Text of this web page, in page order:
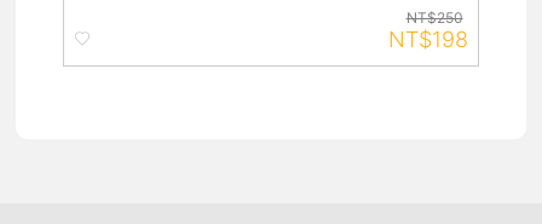
NT$250
NT$198